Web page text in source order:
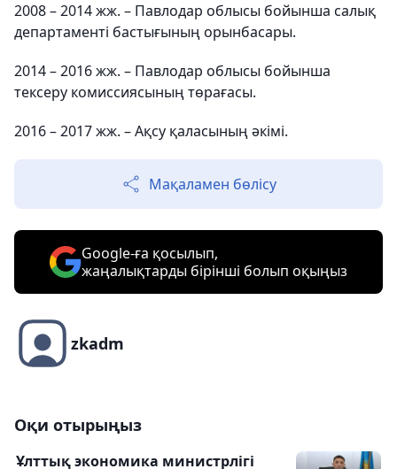
2008 – 2014 жж. – Павлодар облысы бойынша салық
департаменті бастығының орынбасары.
2014 – 2016 жж. – Павлодар облысы бойынша
тексеру комиссиясының төрағасы.
2016 – 2017 жж. – Ақсу қаласының әкімі.
Мақаламен бөлісу
Google-ға қосылып,
жаңалықтарды бірінші болып оқыңыз
zkadm
Оқи отырыңыз
Ұлттық экономика министрлігі